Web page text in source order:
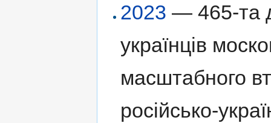
2023 — 465-та
українців
масштабного
російсько-